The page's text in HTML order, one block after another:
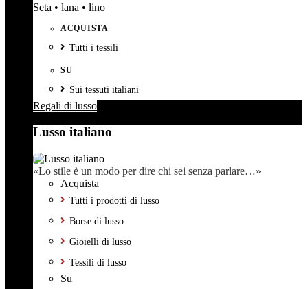
Seta • lana • lino
ACQUISTA
Tutti i tessili
SU
Sui tessuti italiani
Regali di lusso
Lusso italiano
«Lo stile è un modo per dire chi sei senza parlare…»
Acquista
Tutti i prodotti di lusso
Borse di lusso
Gioielli di lusso
Tessili di lusso
Su